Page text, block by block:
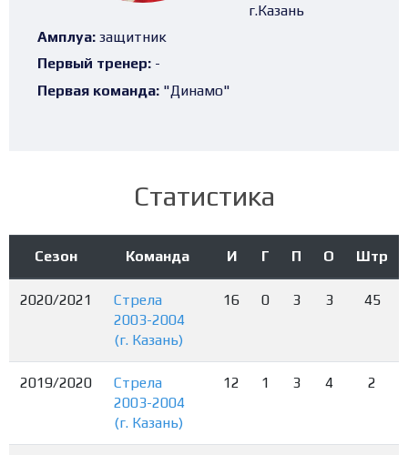
г.Казань
Амплуа: защитник
Первый тренер: -
Первая команда: "Динамо"
Статистика
Сезон Команда И Г П О Штр
2020/2021
Стрела
2003-2004
(г. Казань)
16 0 3 3 45
2019/2020
Стрела
2003-2004
(г. Казань)
12 1 3 4 2